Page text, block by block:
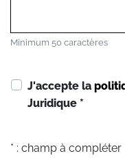
Minimum 50 caractères
J'accepte la
Juridique *
* : champ à compléter